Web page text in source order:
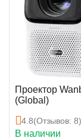
Проектор
(Global)
4.8(Отзывов: 8)
В наличии